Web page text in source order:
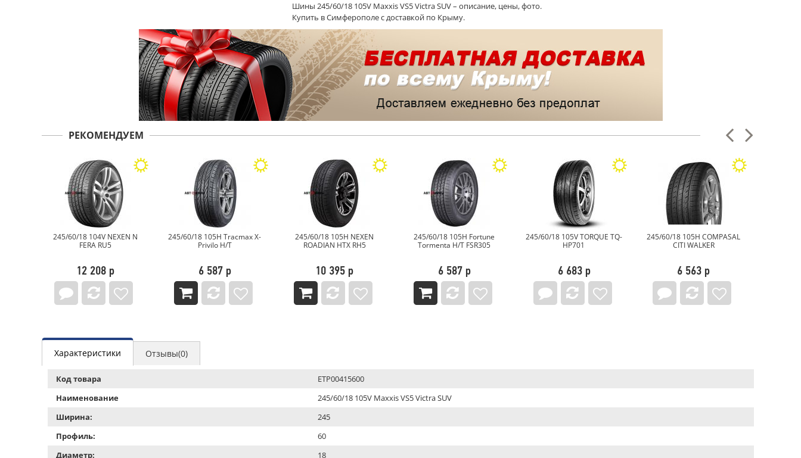
Шины 245/60/18 105V Maxxis VS5 Victra SUV – описание, цены, фото.
Купить в Симферополе с доставкой по Крыму.
РЕКОМЕНДУЕМ
245/60/18 105H Tracmax X-
Privilo H/T
6 587 р
245/60/18 105H NEXEN
ROADIAN HTX RH5
10 395 р
245/60/18 105H Fortune
Tormenta H/T FSR305
6 587 р
245/60/18 105V TORQUE TQ-
HP701
6 683 р
245/60/18 105H COMPASAL
CITI WALKER
6 563 р
245/60/18 105H YOKOHAMA
GEOLANDAR CV G-058
14 175 р
Характеристики Отзывы(0)
Код товара
ETP00415600
Наименование
245/60/18 105V Maxxis VS5 Victra SUV
Ширина:
245
Профиль:
60
Диаметр:
18